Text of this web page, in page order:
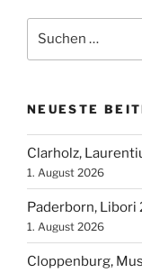
nach:
NEUESTE
Clarholz,
1. August 2026
Paderborn, Libori
1. August 2026
Cloppenburg,